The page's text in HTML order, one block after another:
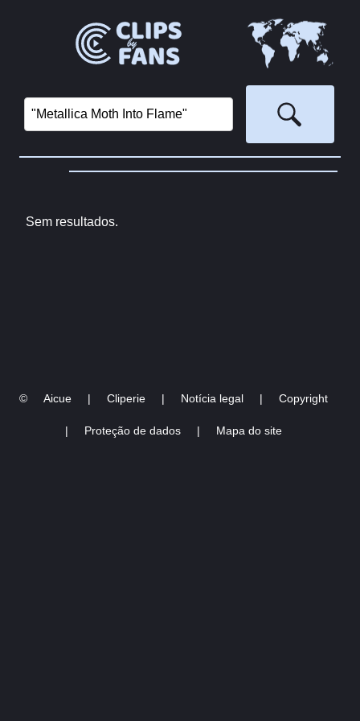
Sem resultados.
© Aicue | Cliperie | Notícia legal | Copyright
| Proteção de dados | Mapa do site